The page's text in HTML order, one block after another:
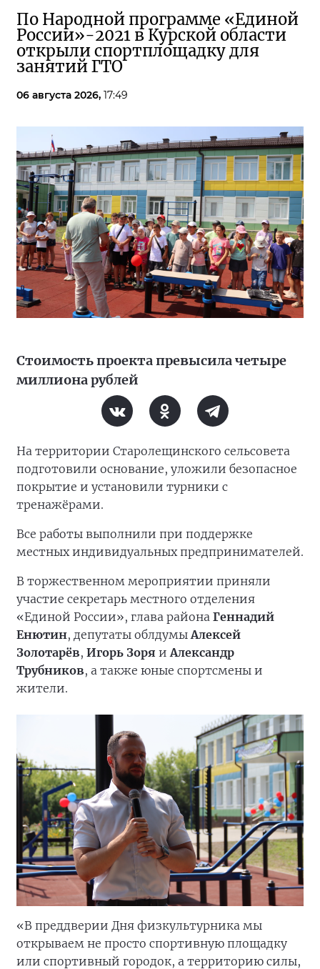
По Народной программе «Единой
России»-2021 в Курской области
открыли спортплощадку для
занятий ГТО
06 августа 2026, 17:49
Стоимость проекта превысила четыре
миллиона рублей
На территории Старолещинского сельсовета
подготовили основание, уложили безопасное
покрытие и установили турники с
тренажёрами.
Все работы выполнили при поддержке
местных индивидуальных предпринимателей.
В торжественном мероприятии приняли
участие секретарь местного отделения
«Единой России», глава района Геннадий
Енютин, депутаты облдумы Алексей
Золотарёв, Игорь Зоря и Александр
Трубников, а также юные спортсмены и
жители.
«В преддверии Дня физкультурника мы
открываем не просто спортивную площадку
или спортивный городок, а территорию силы,